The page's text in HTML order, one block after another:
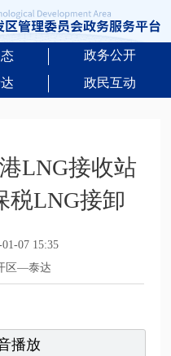
政务公开
政民互动
LNG接收站
税LNG接卸
07 15:35
区—泰达
播放